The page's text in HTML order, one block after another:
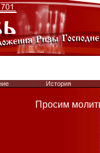
История
Просим